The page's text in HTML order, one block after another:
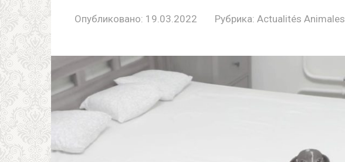
Опубликовано: 19.03.2022 Рубрика: Actualités Animales